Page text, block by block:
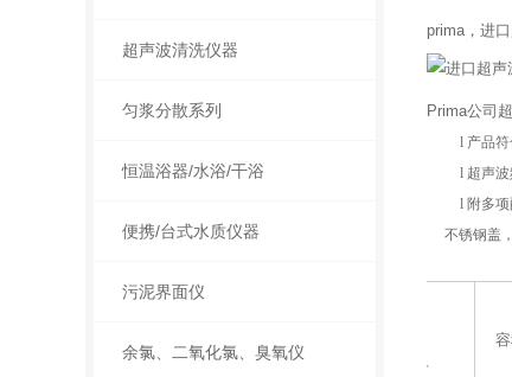
超声波清洗仪器
匀浆分散系列
恒温浴器/水浴/干浴
便携/台式水质仪器
污泥界面仪
余氯、二氧化氯、臭氧仪
prima，进
Prima公司
l 产品
l 超声
l 附多
不锈钢盖
型号